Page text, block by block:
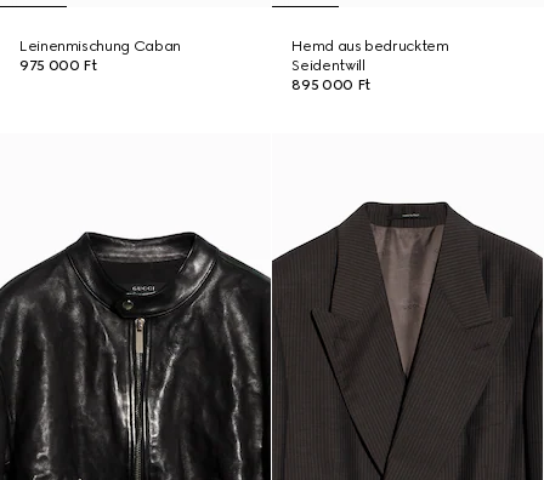
Leinenmischung Caban
975 000 Ft
Hemd aus bedrucktem
Seidentwill
895 000 Ft